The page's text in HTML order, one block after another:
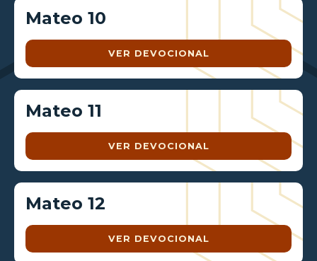
Mateo 10
VER DEVOCIONAL
Mateo 11
VER DEVOCIONAL
Mateo 12
VER DEVOCIONAL